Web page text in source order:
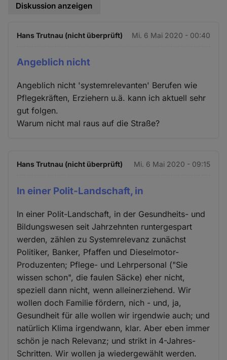
Diskussion anzeigen
Hans Trutnau (nicht überprüft) Mi. 6 Mai 2020 - 00:40
Angeblich nicht
Angeblich nicht 'systemrelevanten' Berufen wie
Pflegekräften, Erziehern u.ä. kann ich aktuell sehr
gut folgen.
Warum nicht mal raus auf die Straße?
Hans Trutnau (nicht überprüft) Mi. 6 Mai 2020 - 09:15
In einer Polit-Landschaft, in
In einer Polit-Landschaft, in der Gesundheits- und
Bildungswesen seit Jahrzehnten runtergespart
werden, zählen zu Systemrelevanz zunächst
Politiker, Banker, Pfaffen und Dieselmotor-
Produzenten; Pflege- und Lehrpersonal ("Sie
wissen schon", die faulen Säcke) eher nicht,
speziell dann nicht, wenn alleinerziehend. Wir
wollen doch Familie fördern, nich - und, ja,
Gesundheit für alle wollen wir irgendwie auch; und
natürlich Klima irgendwann, klar. Aber eben immer
schön je nach Relevanz; und strikt in 4-Jahres-
Schritten. Wir wollen ja wiedergewählt werden.